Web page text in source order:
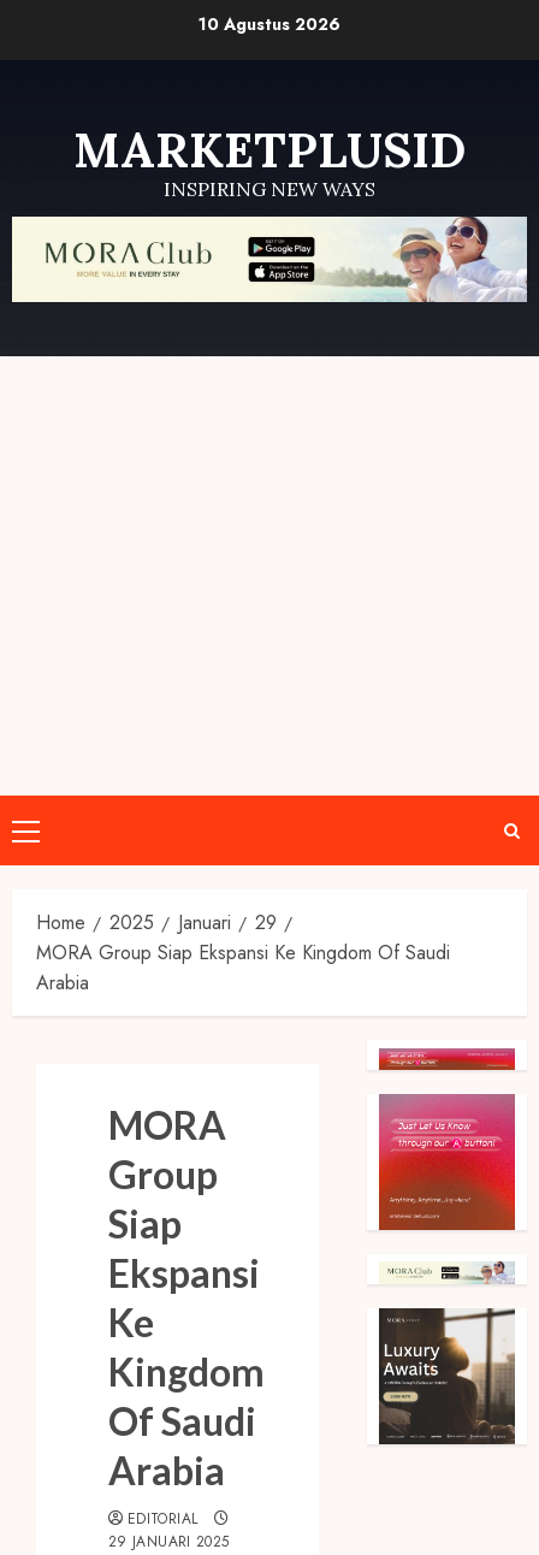
10 Agustus 2026
MARKETPLUSID
INSPIRING NEW WAYS
Primary
Menu
Home 2025 Januari
29
MORA Group Siap Ekspansi Ke Kingdom Of Saudi
Arabia
MORA
Group
Siap
Ekspansi
Ke
Kingdom
Of Saudi
Arabia
EDITORIAL
29 JANUARI 2025